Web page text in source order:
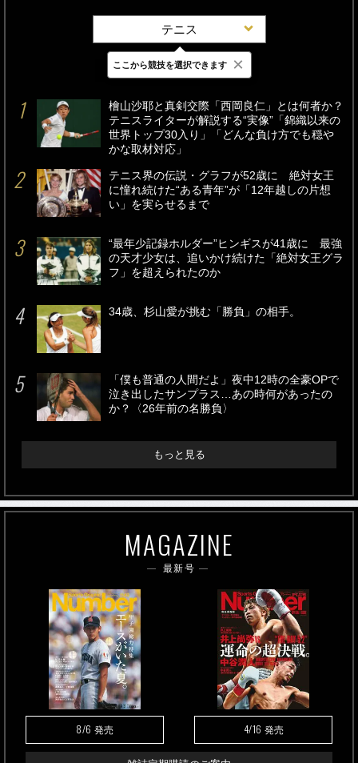
テニス
最新 24時間 週間
檜山沙耶と真剣交際「西岡良仁」とは何者か？
テニスライターが解説する“実像”「錦織以来の
世界トップ30入り」「どんな負け方でも穏や
かな取材対応」
テニス界の伝説・グラフが52歳に 絶対女王
に憧れ続けた“ある青年”が「12年越しの片想
い」を実らせるまで
“最年少記録ホルダー”ヒンギスが41歳に 最強
の天才少女は、追いかけ続けた「絶対女王グラ
フ」を超えられたのか
34歳、杉山愛が挑む「勝負」の相手。
「僕も普通の人間だよ」夜中12時の全豪OPで
泣き出したサンプラス…あの時何があったの
か？〈26年前の名勝負〉
もっと見る
MAGAZINE
最新号
8/6 発売 4/16 発売
ここから競技を選択できます ×